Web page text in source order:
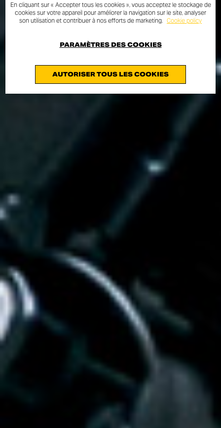
En cliquant sur « Accepter tous les cookies », vous acceptez le stockage de
cookies sur votre appareil pour améliorer la navigation sur le site, analyser
son utilisation et contribuer à nos efforts de marketing. Cookie policy
AUTORISER TOUS LES COOKIES
PARAMÈTRES DES COOKIES